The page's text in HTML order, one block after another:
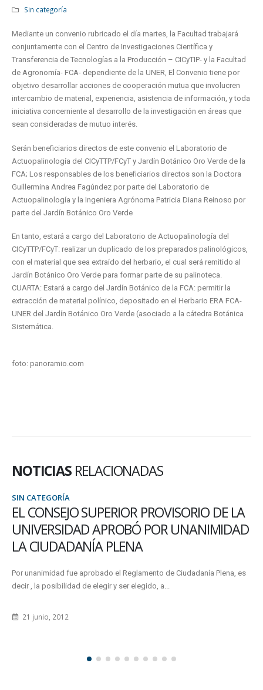
Sin categoría
Mediante un convenio rubricado el día martes, la Facultad trabajará
conjuntamente con el Centro de Investigaciones Científica y
Transferencia de Tecnologías a la Producción – CICyTIP- y la Facultad
de Agronomía- FCA- dependiente de la UNER, El Convenio tiene por
objetivo desarrollar acciones de cooperación mutua que involucren
intercambio de material, experiencia, asistencia de información, y toda
iniciativa concerniente al desarrollo de la investigación en áreas que
sean consideradas de mutuo interés.
Serán beneficiarios directos de este convenio el Laboratorio de
Actuopalinología del CICyTTP/FCyT y Jardín Botánico Oro Verde de la
FCA; Los responsables de los beneficiarios directos son la Doctora
Guillermina Andrea Fagúndez por parte del Laboratorio de
Actuopalinología y la Ingeniera Agrónoma Patricia Diana Reinoso por
parte del Jardín Botánico Oro Verde
En tanto, estará a cargo del Laboratorio de Actuopalinología del
CICyTTP/FCyT: realizar un duplicado de los preparados palinológicos,
con el material que sea extraído del herbario, el cual será remitido al
Jardín Botánico Oro Verde para formar parte de su palinoteca.
CUARTA: Estará a cargo del Jardín Botánico de la FCA: permitir la
extracción de material polínico, depositado en el Herbario ERA FCA-
UNER del Jardín Botánico Oro Verde (asociado a la cátedra Botánica
Sistemática.
foto: panoramio.com
NOTICIAS RELACIONADAS
SIN CATEGORÍA
EL CONSEJO SUPERIOR PROVISORIO DE LA
UNIVERSIDAD APROBÓ POR UNANIMIDAD
LA CIUDADANÍA PLENA
Por unanimidad fue aprobado el Reglamento de Ciudadanía Plena, es
decir , la posibilidad de elegir y ser elegido, a...
21 junio, 2012